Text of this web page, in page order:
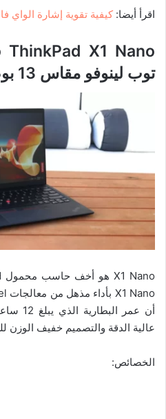
اقرأ أيضا: كيفية تقوية إشارة الواي فاي
ThinkPad X1 Nano
توب لينوفو مقاس 13 بوصة
أن عمر
عالية الدقة والتصميم خفيف الوزن
الخصائص: